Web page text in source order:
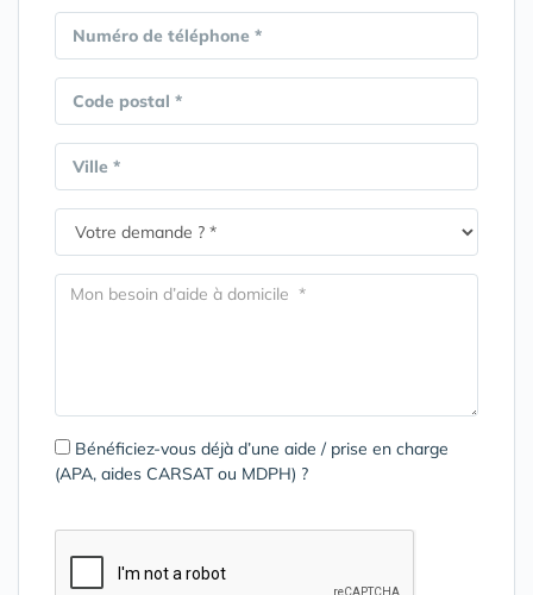
Numéro de téléphone *
Code postal *
Ville *
Bénéficiez-vous déjà d’une aide / prise en charge
(APA, aides CARSAT ou MDPH) ?